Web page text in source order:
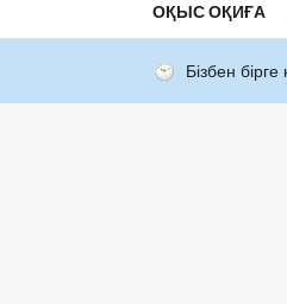
ОҚЫС ОҚИҒА
Бізбен